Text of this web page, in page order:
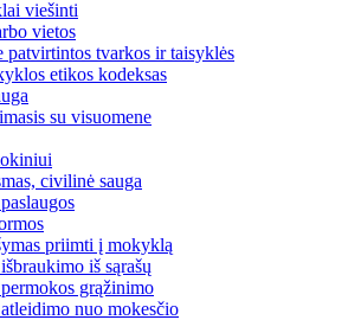
viešinti
vietos
tvarkos ir taisyklės
etikos kodeksas
su visuomene
civilinė sauga
priimti į mokyklą
iš sąrašų
grąžinimo
nuo mokesčio